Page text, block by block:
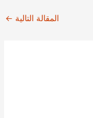
المقالة التالية ←